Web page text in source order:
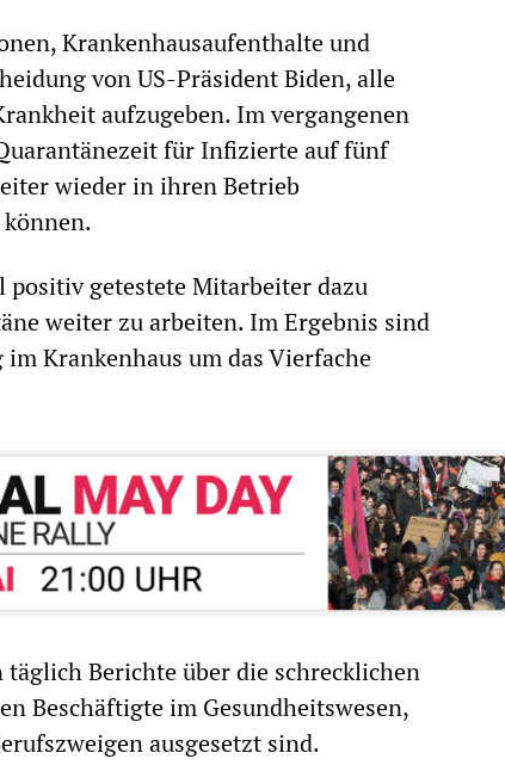
Krankenhausaufenthalte und
von US-Präsident Biden, alle
aufzugeben. Im vergangenen
für Infizierte auf fünf
wieder in ihren Betrieb
positiv getestete Mitarbeiter dazu
weiter zu arbeiten. Im Ergebnis sind
Krankenhaus um das Vierfache
Berichte über die schrecklichen
Beschäftigte im Gesundheitswesen,
ausgesetzt sind.